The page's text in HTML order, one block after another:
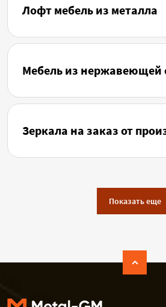
Лофт мебель из металла
Мебель из нержавеющей
Зеркала на заказ от
Показать еще